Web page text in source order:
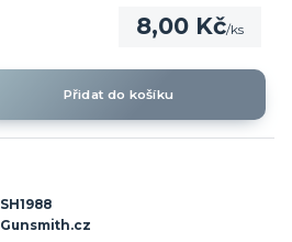
8,00 Kč/ks
Přidat do košíku
SH1988
Gunsmith.cz